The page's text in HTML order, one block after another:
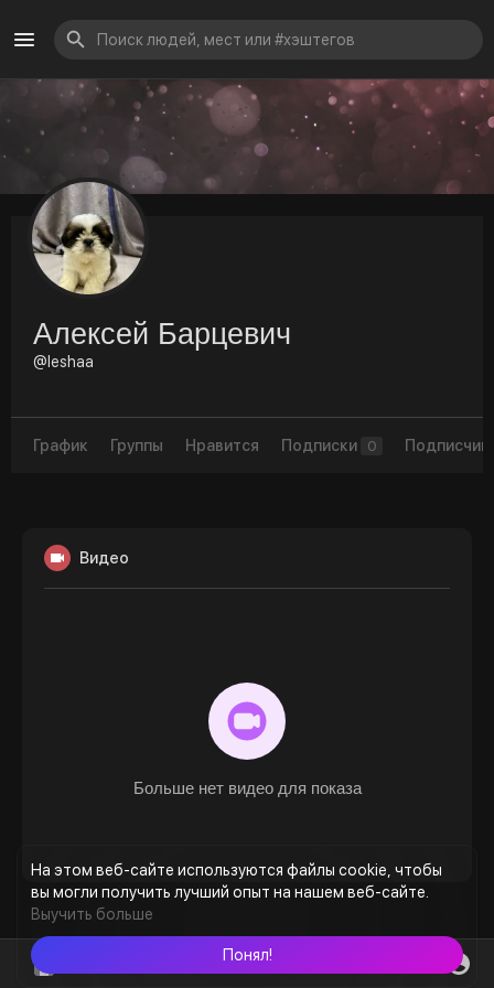
На этом веб-сайте используются файлы cookie, чтобы
вы могли получить лучший опыт на нашем веб-сайте.
Выучить больше
Понял!
Алексей Барцевич
@leshaa
График Группы Нравится Подписки 0
Видео
Больше нет видео для показа